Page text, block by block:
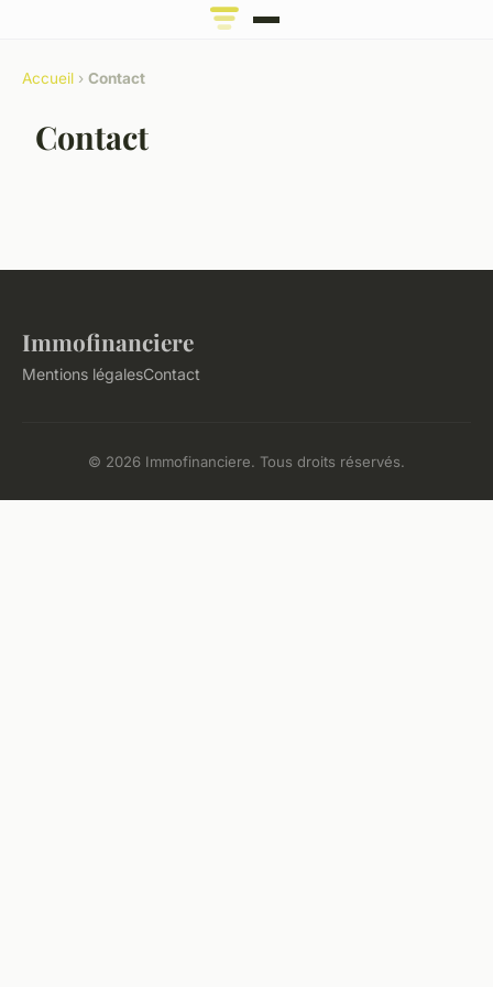
Accueil › Contact
Contact
Immofinanciere
Mentions légalesContact
© 2026 Immofinanciere. Tous droits réservés.